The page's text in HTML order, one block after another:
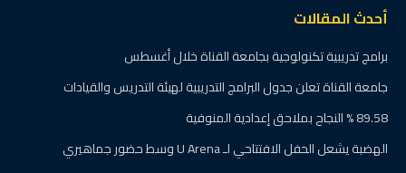
أحدث المقالات
برامج تدريبية تكنولوجية بجامعة القناة خلال أغسطس
جامعة القناة تعلن جدول البرامج التدريبية لهيئة التدريس والقيادات
89.58 % النجاح بملاحق إعدادية المنوفية
الهضبة يشعل الحفل الافتتاحي لـ U Arena وسط حضور جماهيري